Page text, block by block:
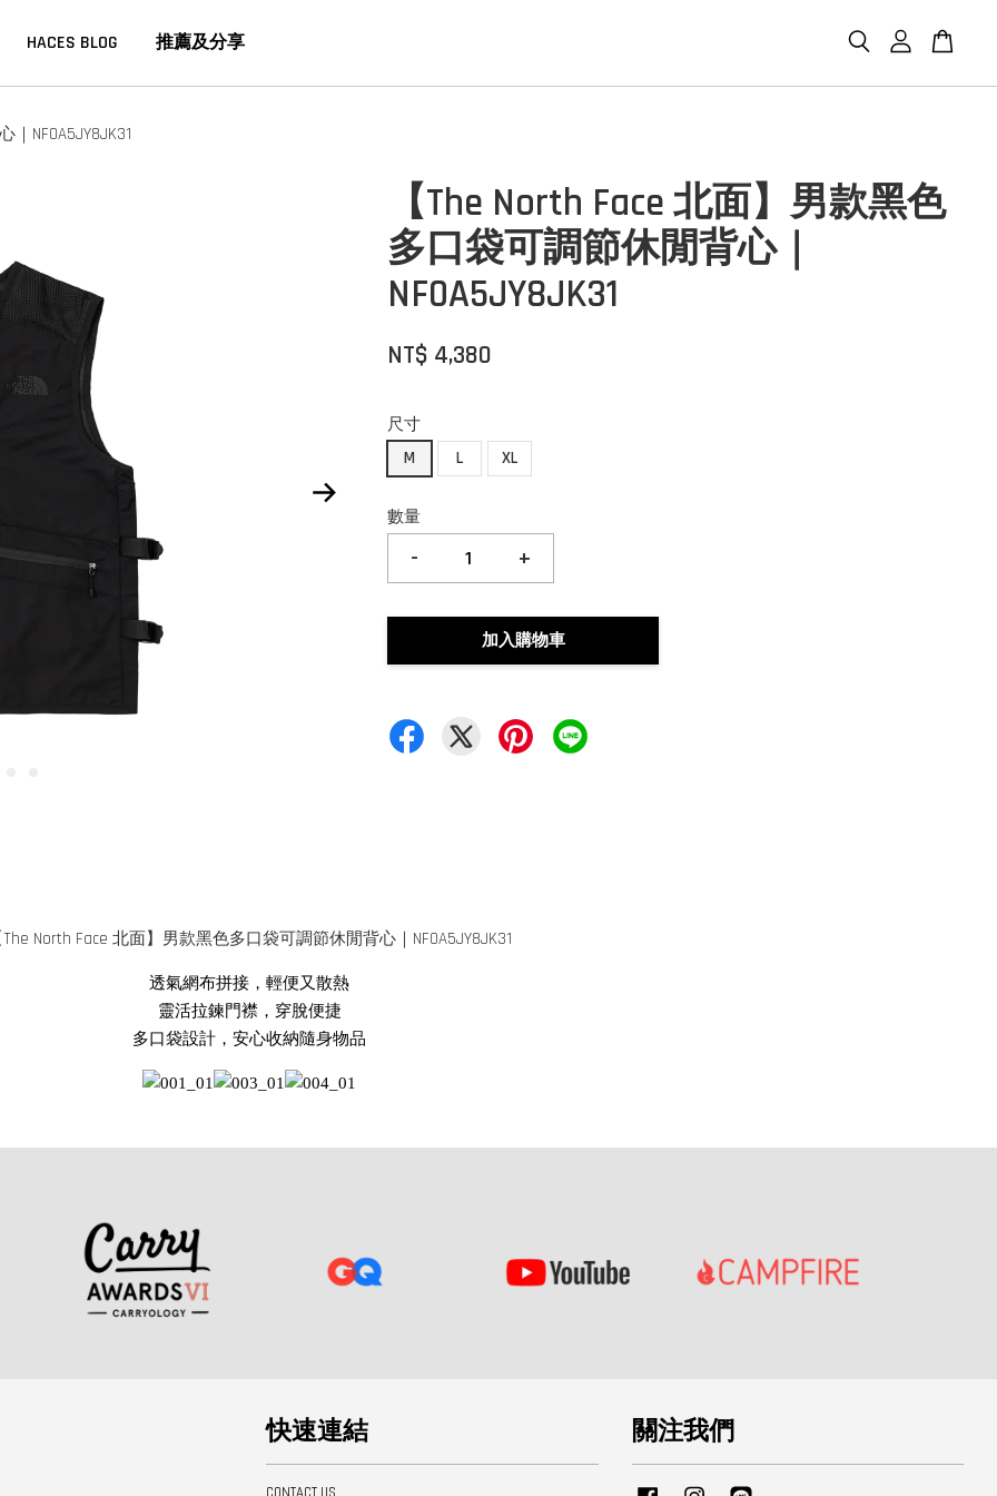
HACES BLOG 推薦及分享
NF0A5JY8JK31
【The North Face 北面】男款黑色
多口袋可調節休閒背心｜
NF0A5JY8JK31
NT$ 4,380
尺寸
M
L XL
數量
- +
加入購物車
North Face 北面】男款黑色多口袋可調節休閒背心｜NF0A5JY8JK31
透氣網布拼接，輕便又散熱
靈活拉鍊門襟，穿脫便捷
多口袋設計，安心收納隨身物品
快速連結 關注我們